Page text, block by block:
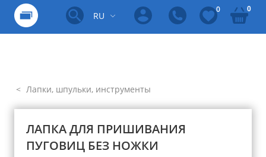
RU
0 0
Лапки, шпульки, инструменты
ЛАПКА ДЛЯ ПРИШИВАНИЯ
ПУГОВИЦ БЕЗ НОЖКИ